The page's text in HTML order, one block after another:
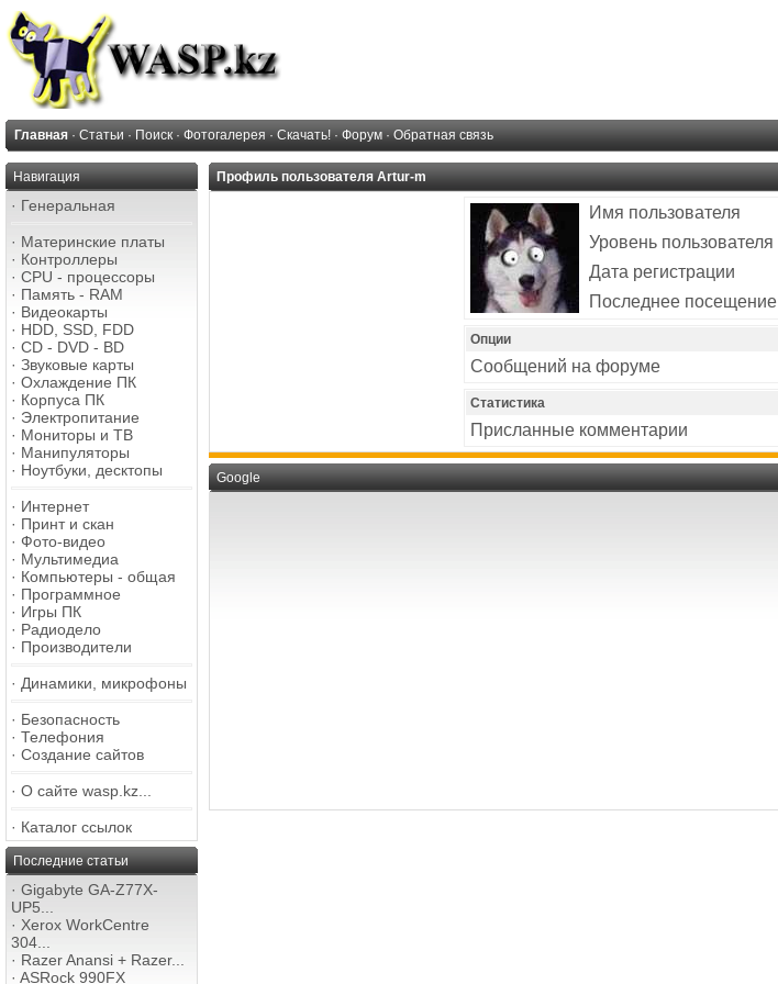
Главная · Статьи · Поиск · Фотогалерея · Скачать! · Форум · Обратная связь
Навигация
· Генеральная
· Материнские платы
· Контроллеры
· CPU - процессоры
· Память - RAM
· Видеокарты
· HDD, SSD, FDD
· CD - DVD - BD
· Звуковые карты
· Охлаждение ПК
· Корпуса ПК
· Электропитание
· Мониторы и ТВ
· Манипуляторы
· Ноутбуки, десктопы
· Интернет
· Принт и скан
· Фото-видео
· Мультимедиа
· Компьютеры - общая
· Программное
· Игры ПК
· Радиодело
· Производители
· Динамики, микрофоны
· Безопасность
· Телефония
· Создание сайтов
· О сайте wasp.kz...
· Каталог ссылок
Последние статьи
· Gigabyte GA-Z77X-
UP5...
· Xerox WorkCentre
304...
· Razer Anansi + Razer...
· ASRock 990FX
Профиль пользователя Artur-m
Имя пользователя
Уровень пользователя
Дата регистрации
Последнее посещение
Опции
Сообщений на форуме
Статистика
Присланные комментарии
Google